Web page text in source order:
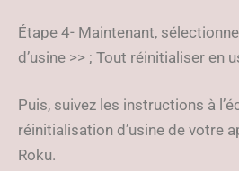
Étape 4- Maintenant,
d’usine >> ; Tout réinitialiser en
Puis, suivez les instructions à
réinitialisation d’usine de votre
Roku.